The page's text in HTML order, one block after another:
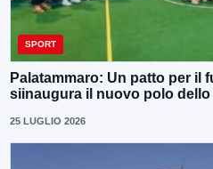
SPORT
Palatammaro: Un patto per il
siinaugura il nuovo polo dello
25 LUGLIO 2026